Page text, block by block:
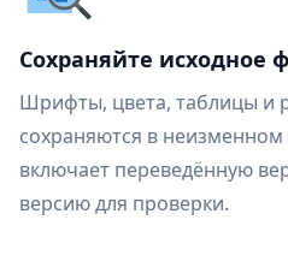
Сохраняйте исходное
Шрифты, цвета, таблицы и
сохраняются в
включает переведённую
версию для проверки.